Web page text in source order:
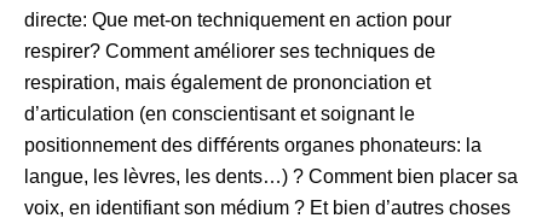
directe: Que met-on techniquement en action pour
respirer? Comment améliorer ses techniques de
respiration, mais également de prononciation et
d’articulation (en conscientisant et soignant le
positionnement des diﬀérents organes phonateurs: la
langue, les lèvres, les dents…) ? Comment bien placer sa
voix, en identifiant son médium ? Et bien d’autres choses